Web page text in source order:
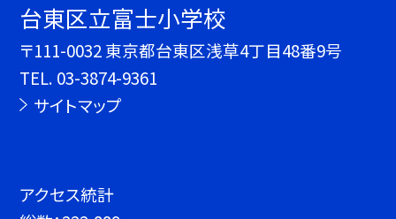
台東区立富士小学校
〒111-0032 東京都台東区浅草4丁目48番9号
TEL. 03-3874-9361
サイトマップ
アクセス統計